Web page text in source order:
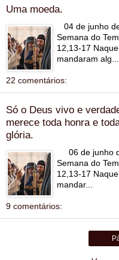
Uma moeda.
04 de junho
Semana do
12,13-17
mandaram alg...
22 comentários:
Só o Deus vivo e
merece toda honra e
glória.
06 de junho
Semana do
12,13-17
mandar...
9 comentários: